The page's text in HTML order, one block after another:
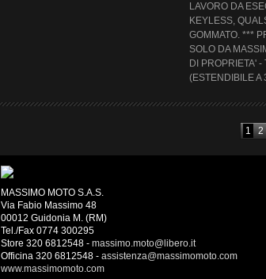
LAVORO DA
KEYLESS,
GOMMATO. ***
SOLO DA
DI PROPRIETA'
(ESTENDIBILE A
1 2
MASSIMO MOTO S.A.S.
Via Fabio Massimo 48
00012 Guidonia M. (RM)
Tel./Fax 0774 300295
Store 320 6812548 - massimo.moto@libero.it
Officina 320 6812548 - assistenza@massimomoto.com
www.massimomoto.com